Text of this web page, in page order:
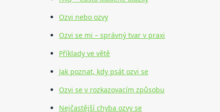
Ozvi nebo ozvy
Ozvi se mi – správný tvar v praxi
Příklady ve větě
Jak poznat, kdy psát ozvi se
Ozvi se v rozkazovacím způsobu
Nejčastější chyba ozvy se